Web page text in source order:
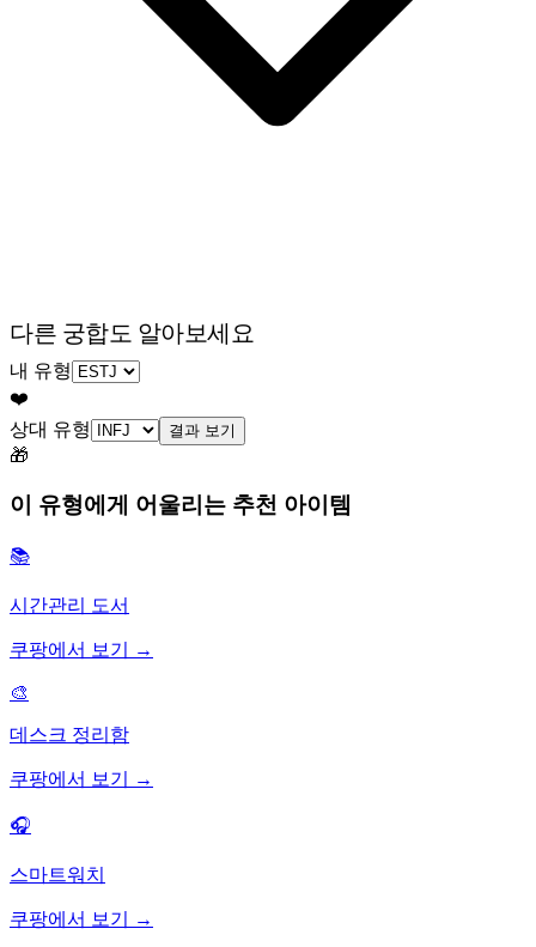
다른 궁합도 알아보세요
내 유형
❤️
상대 유형
결과 보기
🎁
이 유형에게 어울리는 추천 아이템
📚
시간관리 도서
쿠팡에서 보기 →
🎨
데스크 정리함
쿠팡에서 보기 →
🎧
스마트워치
쿠팡에서 보기 →